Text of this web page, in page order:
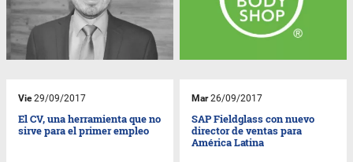
Vie29/09/2017
El CV, una herramienta que no
sirve para el primer empleo
Mar26/09/2017
SAP Fieldglass con nuevo
director de ventas para
América Latina